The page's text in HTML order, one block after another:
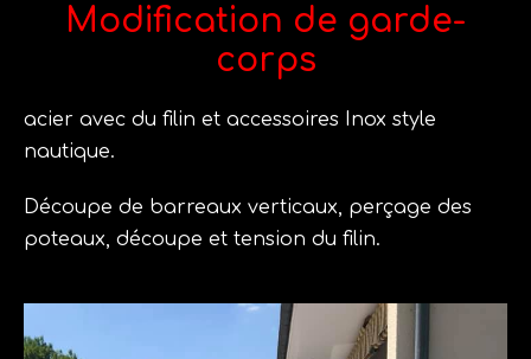
Modification de garde-
corps
acier avec du filin et accessoires Inox style
nautique.
Découpe de barreaux verticaux, perçage des
poteaux, découpe et tension du filin.